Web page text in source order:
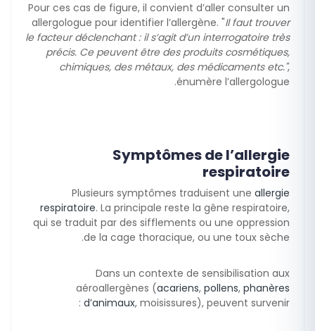
Pour ces cas de figure, il convient d’aller consulter un
allergologue pour identifier l’allergène. "Il faut trouver
le facteur déclenchant : il s’agit d’un interrogatoire très
précis. Ce peuvent être des produits cosmétiques,
chimiques, des métaux, des médicaments etc.",
énumère l’allergologue.
Symptômes de l’allergie
respiratoire
Plusieurs symptômes traduisent une allergie
respiratoire. La principale reste la gêne respiratoire,
qui se traduit par des sifflements ou une oppression
de la cage thoracique, ou une toux sèche.
Dans un contexte de sensibilisation aux
aéroallergènes (acariens, pollens, phanères
d’animaux, moisissures), peuvent survenir :